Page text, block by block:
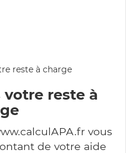
votre reste à
vous
de votre aide